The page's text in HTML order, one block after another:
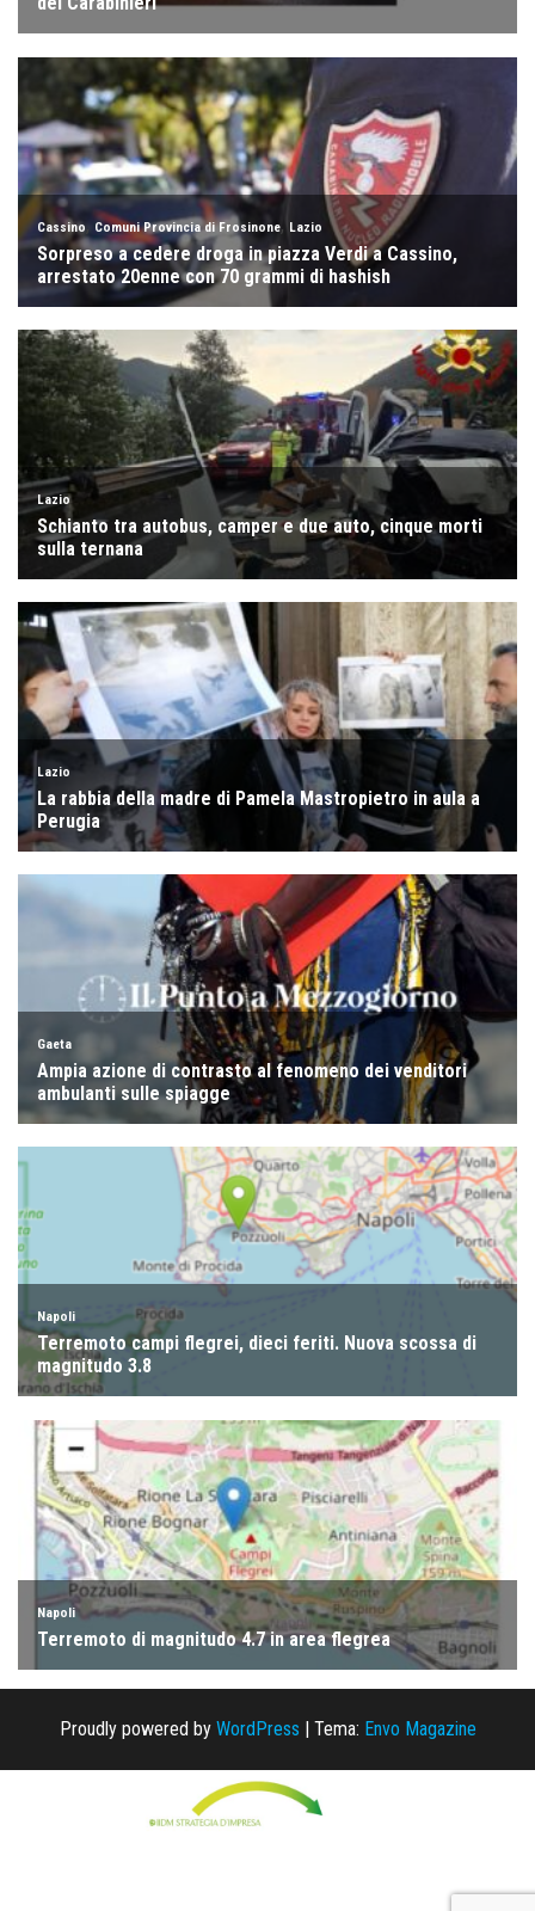
Proudly powered by WordPress | Tema: Envo Magazine